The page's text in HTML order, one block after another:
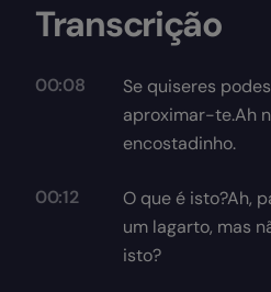
Transcrição
00:08
Se quiseres
aproximar-te.Ah
encostadinho.
00:12
O que é isto?Ah,
um lagarto, mas
isto?